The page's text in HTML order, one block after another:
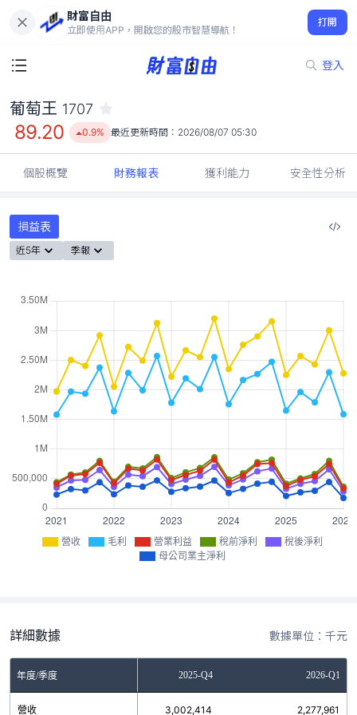
財富自由
立即使用APP，開啟您的股市智慧導航！
打開
登入
89.20
0.9%
葡萄王 1707
89.20 0.9% 最近更新時間： 2026/08/07 05:30
個股概覽 財務報表 獲利能力 安全性分析
損益表
近5年 季報
營收 毛利 營業利益 稅前淨利
稅後淨利
母公司業主淨利
詳細數據 數據單位：千元
年度/季度2025-Q3 2025-Q4 2026-Q1
營收 3,002,414 2,277,961